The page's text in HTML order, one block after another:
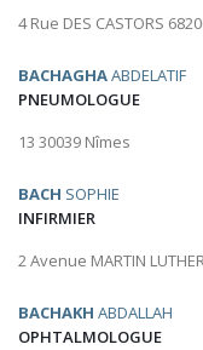
4 Rue DES CASTORS
BACHAGHAABDELATIF
PNEUMOLOGUE
13 30039 Nîmes
BACH SOPHIE
INFIRMIER
2 Avenue MARTIN
BACHAKH ABDALLAH
OPHTALMOLOGUE